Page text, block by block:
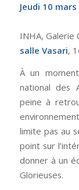
Jeudi 10 mars
INHA, Galerie
salle Vasari,
À un
national des
peine à
limite pas au
point sur
donner à un
Glorieuses.